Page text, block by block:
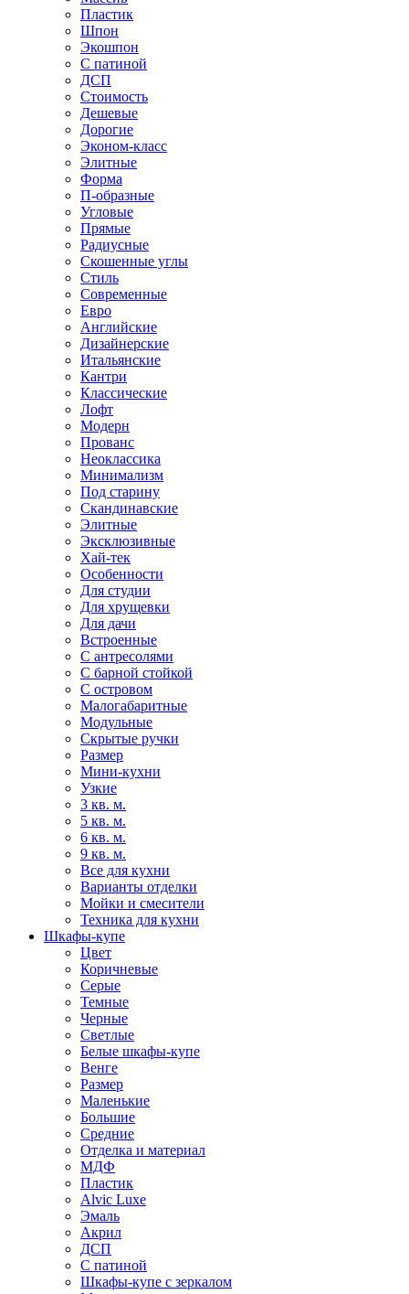
Пластик
Шпон
Экошпон
С патиной
ДСП
Стоимость
Дешевые
Дорогие
Эконом-класс
Элитные
Форма
П-образные
Угловые
Прямые
Радиусные
Скошенные углы
Стиль
Современные
Евро
Английские
Дизайнерские
Итальянские
Кантри
Классические
Лофт
Модерн
Прованс
Неоклассика
Минимализм
Под старину
Скандинавские
Элитные
Эксклюзивные
Хай-тек
Особенности
Для студии
Для хрущевки
Для дачи
Встроенные
С антресолями
С барной стойкой
С островом
Малогабаритные
Модульные
Скрытые ручки
Размер
Мини-кухни
Узкие
3 кв. м.
5 кв. м.
6 кв. м.
9 кв. м.
Все для кухни
Варианты отделки
Мойки и смесители
Техника для кухни
Шкафы-купе
Цвет
Коричневые
Серые
Темные
Черные
Светлые
Белые шкафы-купе
Венге
Размер
Маленькие
Большие
Средние
Отделка и материал
МДФ
Пластик
Alvic Luxe
Эмаль
Акрил
ДСП
С патиной
Шкафы-купе с зеркалом